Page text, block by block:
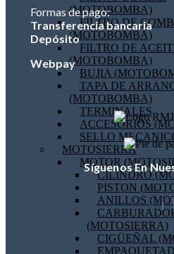
(MOTOBOMBA)
FILTRO DE
(MOTOBOMBA)
FILTRO DE
(MOTOBOMBA)
BUJIA
TAPA DE
(MOTOBOMBA)
TERMINALES
ACCESORIOS
SELLO
MOTOSIERRA
MOTOR
CILINDRO
PISTON
ANILLOS
(MOTOSIERRA)
CIGÜEÑAL
Formas de pago:
Transferencia bancaria
Depósito
Webpay
Síguenos En